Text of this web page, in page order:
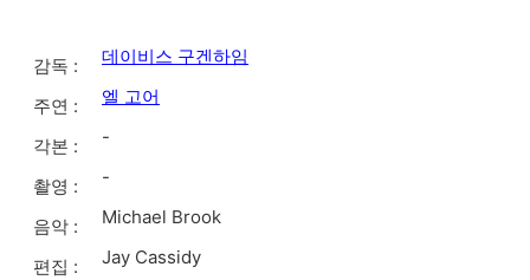
감독 : 데이비스 구겐하임
주연 : 엘 고어
각본 : -
촬영 : -
음악 : Michael Brook
편집 : Jay Cassidy